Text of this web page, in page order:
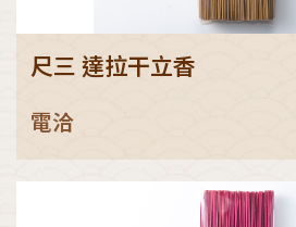
尺三 達拉干立香
電洽